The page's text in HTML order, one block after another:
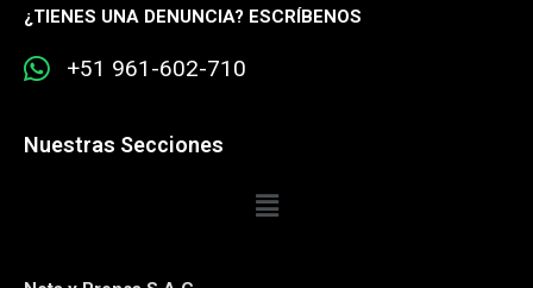
¿TIENES UNA DENUNCIA? ESCRÍBENOS
+51 961-602-710
Nuestras Secciones